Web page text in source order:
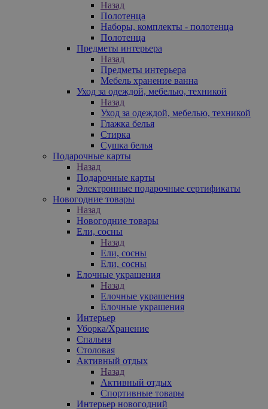
Назад
Полотенца
Наборы, комплекты - полотенца
Полотенца
Предметы интерьера
Назад
Предметы интерьера
Мебель хранение ванна
Уход за одеждой, мебелью, техникой
Назад
Уход за одеждой, мебелью, техникой
Глажка белья
Стирка
Сушка белья
Подарочные карты
Назад
Подарочные карты
Электронные подарочные сертификаты
Новогодние товары
Назад
Новогодние товары
Ели, сосны
Назад
Ели, сосны
Ели, сосны
Елочные украшения
Назад
Елочные украшения
Елочные украшения
Интерьер
Уборка/Хранение
Спальня
Столовая
Активный отдых
Назад
Активный отдых
Спортивные товары
Интерьер новогодний